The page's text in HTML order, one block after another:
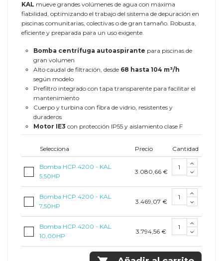
KAL mueve grandes volúmenes de agua con máxima
fiabilidad, optimizando el trabajo del sistema de depuración en
piscinas comunitarias, colectivas o de gran tamaño. Robusta,
eficiente y preparada para un uso exigente.
Bomba centrífuga autoaspirante para piscinas de
gran volumen
Alto caudal de filtración, desde 68 hasta 104 m³/h
según modelo
Prefiltro integrado con tapa transparente para facilitar el
mantenimiento
Cuerpo y turbina con fibra de vidrio, resistentes y
duraderos
Motor IE3 con protección IP55 y aislamiento clase F
Selecciona Precio Cantidad
Bomba HCP 4200 - KAL
5,50HP
3.080,66 €
Bomba HCP 4200 - KAL
7,50HP
3.469,07 €
Bomba HCP 4200 - KAL
10,00HP
3.794,56 €